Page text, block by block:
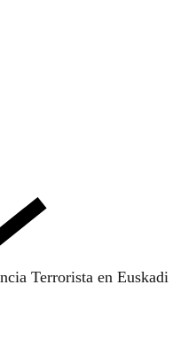
Terrorista en Euskadi